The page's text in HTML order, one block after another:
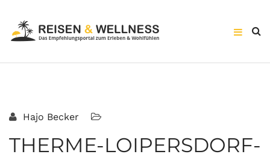
Hajo Becker
THERME-LOIPERSDORF-